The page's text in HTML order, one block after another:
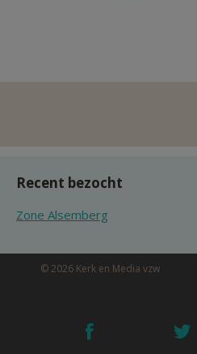
Recent bezocht
Zone Alsemberg
© 2026 Kerk en Media vzw